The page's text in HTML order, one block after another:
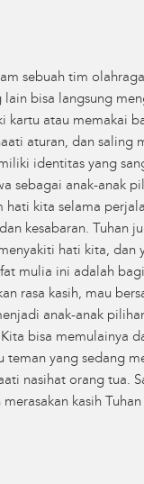
sebuah tim
bisa langsung
atau memakai
aturan, dan
identitas yang
sebagai anak-anak
kita selama
kesabaran. Tuhan
hati kita,
mulia ini adalah
rasa kasih, mau
anak-anak
bisa memulainya
yang sedang
nasihat orang tua.
kasih